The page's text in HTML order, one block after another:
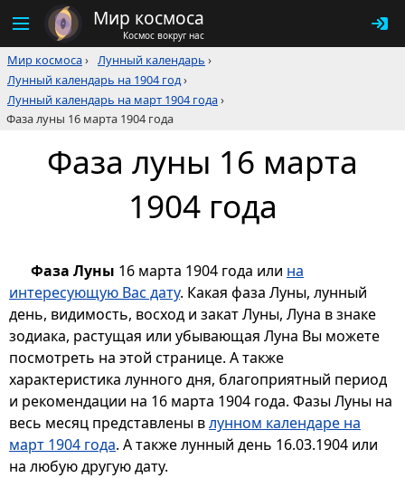
Мир космоса
Космос вокруг нас
Мир космоса› Лунный календарь ›
Лунный календарь на 1904 год›
Лунный календарь на март 1904 года›
Фаза луны 16 марта 1904 года
Фаза луны 16 марта
1904 года
Фаза Луны 16 марта 1904 года или на
интересующую Вас дату. Какая фаза Луны, лунный
день, видимость, восход и закат Луны, Луна в знаке
зодиака, растущая или убывающая Луна Вы можете
посмотреть на этой странице. А также
характеристика лунного дня, благоприятный период
и рекомендации на 16 марта 1904 года. Фазы Луны на
весь месяц представлены влунном календаре на
март 1904 года. А также лунный день 16.03.1904 или
на любую другую дату.